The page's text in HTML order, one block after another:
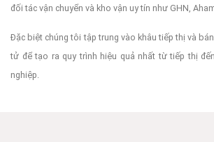
đối tác vận chuyển và kho vận uy tín như GHN,
Đặc biệt chúng tôi tập trung vào khâu tiếp thị và
tử để tạo ra quy trình hiệu quả nhất từ tiếp thị
nghiệp.